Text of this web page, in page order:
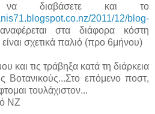
να διαβάσετε και το
2011/12/blog-
στα διάφορα κόστη
σχετικά παλιό (προ 6μήνου)
και τις τράβηξα κατά τη διάρκεια
Βοτανικούς...Στο επόμενο ποστ,
τουλάχιστον...
ΝΖ